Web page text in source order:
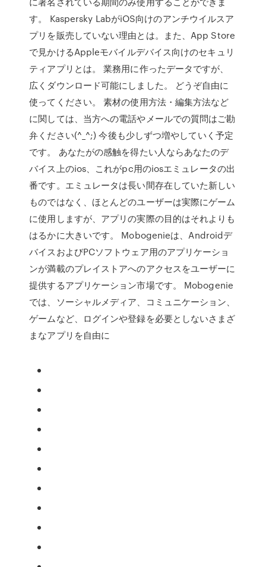
す。 Kaspersky LabがiOS向けのアンチウイルスア
プリを販売していない理由とは。また、App Store
で見かけるAppleモバイルデバイス向けのセキュリ
ティアプリとは。 業務用に作ったデータですが、
広くダウンロード可能にしました。 どうぞ自由に
使ってください。 素材の使用方法・編集方法など
に関しては、当方への電話やメールでの質問はご勘
弁ください(^_^;) 今後も少しずつ増やしていく予定
です。 あなたがの感触を得たい人ならあなたのデ
バイス上のios、これがpc用のiosエミュレータの出
番です。エミュレータは長い間存在していた新しい
ものではなく、ほとんどのユーザーは実際にゲーム
に使用しますが、アプリの実際の目的はそれよりも
はるかに大きいです。 Mobogenieは、Androidデ
バイスおよびPCソフトウェア用のアプリケーショ
ンが満載のプレイストアへのアクセスをユーザーに
提供するアプリケーション市場です。 Mobogenie
では、ソーシャルメディア、コミュニケーション、
ゲームなど、ログインや登録を必要としないさまざ
まなアプリを自由に